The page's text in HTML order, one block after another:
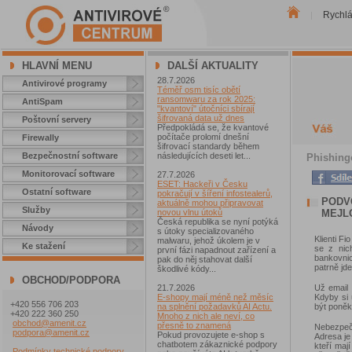
HLAVNÍ MENU
Antivirové programy
AntiSpam
Poštovní servery
Firewally
Bezpečnostní software
Monitorovací software
Ostatní software
Služby
Návody
Ke stažení
OBCHOD/PODPORA
+420 556 706 203
+420 222 360 250
obchod@amenit.cz
podpora@amenit.cz
DALŠÍ AKTUALITY
28.7.2026
Téměř osm tisíc obětí
ransomwaru za rok 2025:
"kvantoví" útočníci sbírají
šifrovaná data už dnes
Předpokládá se, že kvantové
počítače prolomí dnešní
šifrovací standardy během
následujících deseti let...
27.7.2026
ESET: Hackeři v Česku
pokračují v šíření infostealerů,
aktuálně mohou připravovat
novou vlnu útoků
Česká republika se nyní potýká
s útoky specializovaného
malwaru, jehož úkolem je v
první fázi napadnout zařízení a
pak do něj stahovat další
škodlivé kódy...
21.7.2026
E-shopy mají méně než měsíc
na splnění požadavků AI Actu.
Mnoho z nich ale neví, co
přesně to znamená
Pokud provozujete e-shop s
chatbotem zákaznické podpory
Klienti
se z
patrně
Už
Kdyby si
být
Adresa je
kteří